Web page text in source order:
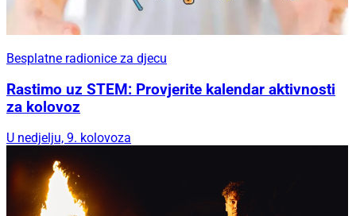
Besplatne radionice za djecu
Rastimo uz STEM: Provjerite kalendar aktivnosti
za kolovoz
U nedjelju, 9. kolovoza